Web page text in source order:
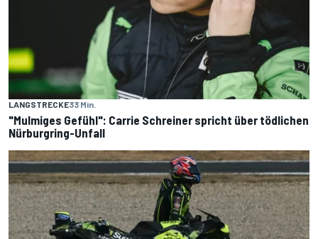
LANGSTRECKE33 Min.
"Mulmiges Gefühl": Carrie Schreiner spricht über tödlichen
Nürburgring-Unfall